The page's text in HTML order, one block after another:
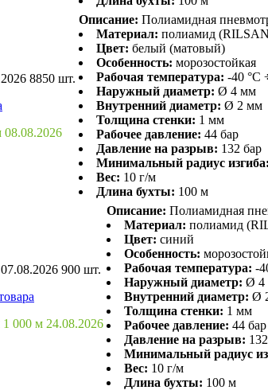
8850 шт.
Описание: Полиамидная
Материал: полиамид
Цвет: белый (матовый)
Особенность: морозостойкая
Рабочая температура: -40 °С
Наружный диаметр: Ø 4 мм
Внутренний диаметр: Ø 2 мм
Толщина стенки: 1 мм
Рабочее давление: 44 бар
Давление на разрыв: 132 бар
Минимальный радиус изгиба:
Вес: 10 г/м
Длина бухты: 100 м
07.08.2026 900 шт.
000 м 24.08.2026
Описание: Полиамидная
Материал: полиамид
Цвет: синий
Особенность:
Рабочая температура: -
Наружный диаметр: Ø 4
Внутренний диаметр: Ø
Толщина стенки: 1 мм
Рабочее давление: 44 бар
Давление на разрыв:
Минимальный радиус
Вес: 10 г/м
Длина бухты: 100 м